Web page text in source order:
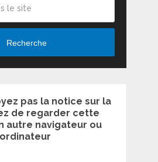
Recherche
pas la notice sur la
de regarder cette
autre navigateur ou